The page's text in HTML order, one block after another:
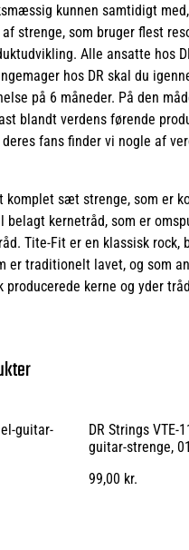
kunnen samtidigt med,
strenge, som bruger flest
Alle ansatte hos
hos DR skal du
på 6 måneder. På den
blandt verdens førende
fans finder vi nogle af
komplet sæt strenge, som er
belagt kernetråd, som er
Tite-Fit er en klassisk rock,
er traditionelt lavet, og som
producerede kerne og yder
el-guitar-
DR Strings VTE-
guitar-strenge,
99,00 kr.